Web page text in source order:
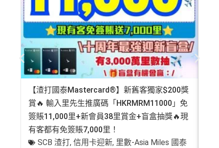
【渣打國泰Mastercard®】新舊客獨家$200獎
賞🔥 輸入里先生推廣碼「HKRMRM11000」免
簽賬11,000里+新會員38里賞金+盲盒抽獎🔥現
有客都有免簽賬7,000里！
SCB 渣打,信用卡迎新, 里數-Asia Miles 國泰